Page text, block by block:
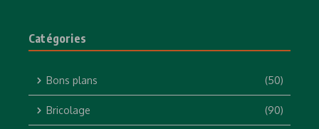
Catégories
Bons plans (50)
Bricolage (90)